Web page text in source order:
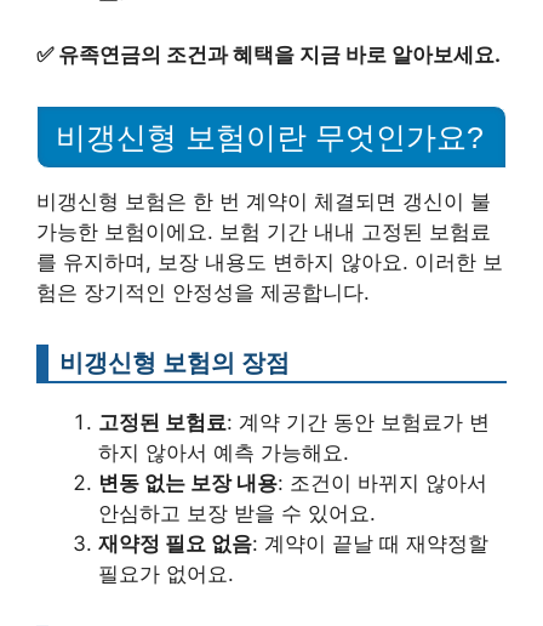
✅ 유족연금의 조건과 혜택을 지금 바로 알아보세요.
비갱신형 보험이란 무엇인가요?
비갱신형 보험은 한 번 계약이 체결되면 갱신이 불
가능한 보험이에요. 보험 기간 내내 고정된 보험료
를 유지하며, 보장 내용도 변하지 않아요. 이러한 보
험은 장기적인 안정성을 제공합니다.
비갱신형 보험의 장점
고정된 보험료: 계약 기간 동안 보험료가 변
하지 않아서 예측 가능해요.
변동 없는 보장 내용: 조건이 바뀌지 않아서
안심하고 보장 받을 수 있어요.
재약정 필요 없음: 계약이 끝날 때 재약정할
필요가 없어요.